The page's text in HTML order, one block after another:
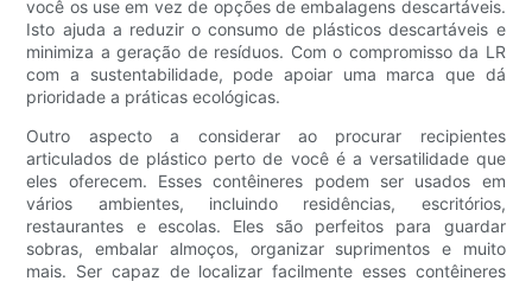
você os use em vez de opções de embalagens descartáveis.
Isto ajuda a reduzir o consumo de plásticos descartáveis ​​e
minimiza a geração de resíduos. Com o compromisso da LR
com a sustentabilidade, pode apoiar uma marca que dá
prioridade a práticas ecológicas.
Outro aspecto a considerar ao procurar recipientes
articulados de plástico perto de você é a versatilidade que
eles oferecem. Esses contêineres podem ser usados ​​em
vários ambientes, incluindo residências, escritórios,
restaurantes e escolas. Eles são perfeitos para guardar
sobras, embalar almoços, organizar suprimentos e muito
mais. Ser capaz de localizar facilmente esses contêineres